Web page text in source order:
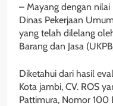
– Mayang dengan
Dinas Pekerjaan
yang telah dilelang
Barang dan Jasa
Diketahui dari hasil
Kota jambi, CV. ROS
Pattimura, Nomor 100